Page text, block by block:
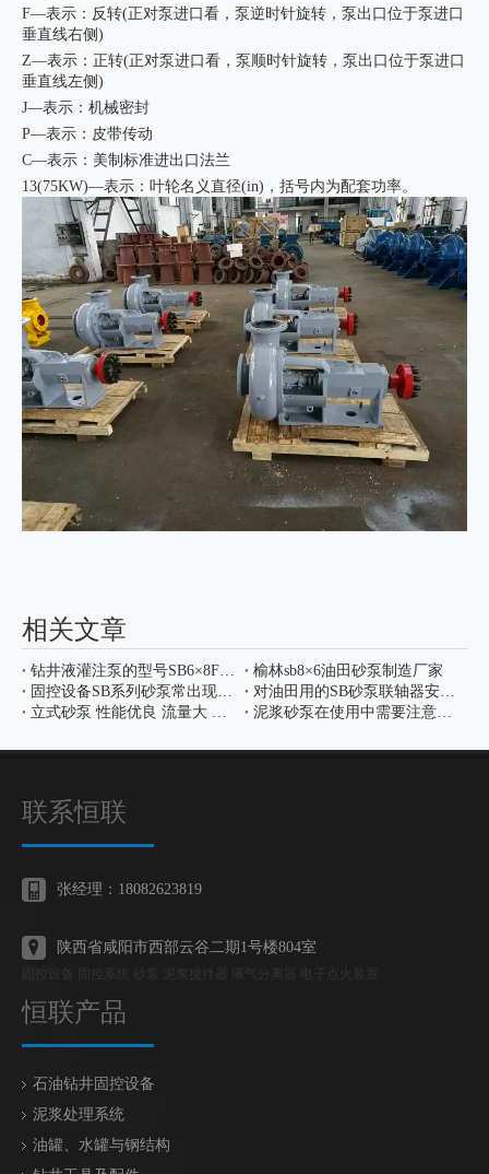
F—表示：反转(正对泵进口看，泵逆时针旋转，泵出口位于泵进口
垂直线右侧)
Z—表示：正转(正对泵进口看，泵顺时针旋转，泵出口位于泵进口
垂直线左侧)
J—表示：机械密封
P—表示：皮带传动
C—表示：美制标准进出口法兰
13(75KW)—表示：叶轮名义直径(in)，括号内为配套功率。
相关文章
钻井液灌注泵的型号SB6×8FJCP-13(75KW)的解释说明
榆林sb8×6油田砂泵制造厂家
固控设备SB系列砂泵常出现的故障有哪些
对油田用的SB砂泵联轴器安装有什么要求
立式砂泵 性能优良 流量大 占地面积小 安裝方便
泥浆砂泵在使用中需要注意些什么
联系恒联
张经理：18082623819
陕西省咸阳市西部云谷二期1号楼804室
恒联产品
石油钻井固控设备
泥浆处理系统
油罐、水罐与钢结构